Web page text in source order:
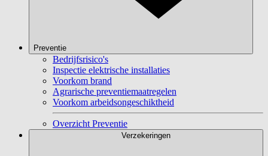
Preventie
Bedrijfsrisico's
Inspectie elektrische installaties
Voorkom brand
Agrarische preventiemaatregelen
Voorkom arbeidsongeschiktheid
Overzicht Preventie
Verzekeringen